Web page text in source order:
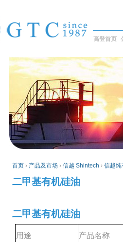
高登首页
首页 › 产品及市场 › 信越 Shintech › 信越纯
二甲基有机硅油
二甲基有机硅油
用途 产品名